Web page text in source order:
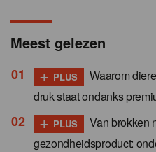
Meest gelezen
+ PLUS
Waarom
druk staat ondanks
+ PLUS
Van brokken
gezondheidsproduct: